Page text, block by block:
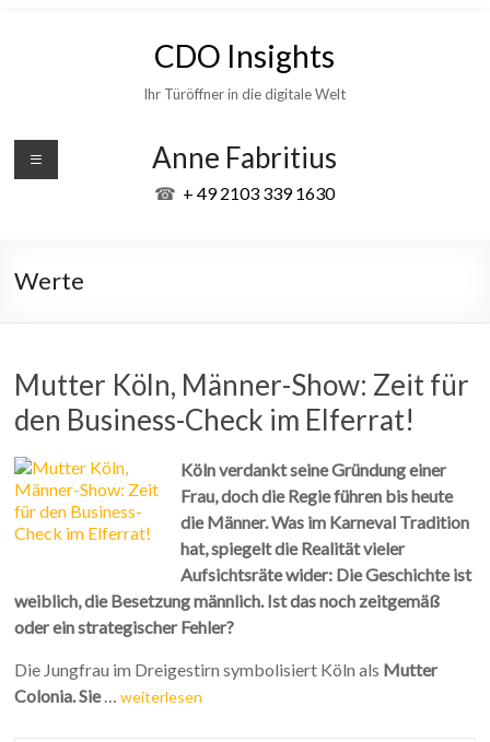
CDO Insights
Ihr Türöffner in die digitale Welt
Anne Fabritius
☎ + 49 2103 339 1630
Werte
Mutter Köln, Männer-Show: Zeit für
den Business-Check im Elferrat!
Köln verdankt seine Gründung einer
Frau, doch die Regie führen bis heute
die Männer. Was im Karneval Tradition
hat, spiegelt die Realität vieler
Aufsichtsräte wider: Die Geschichte ist
weiblich, die Besetzung männlich. Ist das noch zeitgemäß
oder ein strategischer Fehler?
Die Jungfrau im Dreigestirn symbolisiert Köln als Mutter
Colonia. Sie…weiterlesen